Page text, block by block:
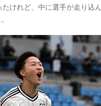
けれど、中に選手が走り込